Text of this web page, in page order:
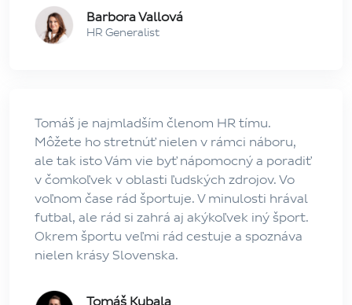
Barbora Vallová
HR Generalist
Tomáš je najmladším členom HR tímu.
Môžete ho stretnúť nielen v rámci náboru,
ale tak isto Vám vie byť nápomocný a poradiť
v čomkoľvek v oblasti ľudských zdrojov. Vo
voľnom čase rád športuje. V minulosti hrával
futbal, ale rád si zahrá aj akýkoľvek iný šport.
Okrem športu veľmi rád cestuje a spoznáva
nielen krásy Slovenska.
Tomáš Kubala